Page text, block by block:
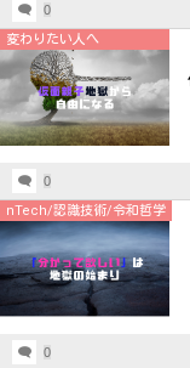
0
変わりたい人へ
0
nTech/認識技術/令和哲学
0